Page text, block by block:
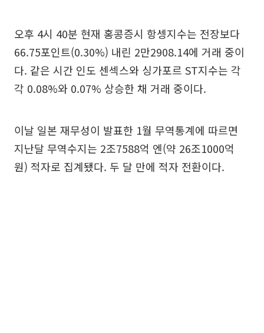
오후 4시 40분 현재 홍콩증시 항셍지수는 전장보다
66.75포인트(0.30%) 내린 2만2908.14에 거래 중이
다. 같은 시간 인도 센섹스와 싱가포르 ST지수는 각
각 0.08%와 0.07% 상승한 채 거래 중이다.
이날 일본 재무성이 발표한 1월 무역통계에 따르면
지난달 무역수지는 2조7588억 엔(약 26조1000억
원) 적자로 집계됐다. 두 달 만에 적자 전환이다.